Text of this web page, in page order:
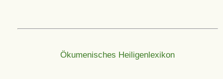
Ökumenisches Heiligenlexikon